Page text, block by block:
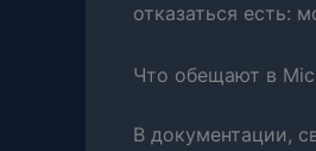
отказаться есть:
Что обещают в
В документации,